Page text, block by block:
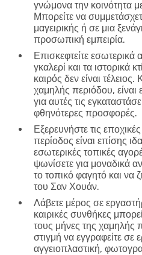
γνώμονα την κοινότητα
Μπορείτε να
μαγειρικής ή σε μια
προσωπική εμπειρία.
Επισκεφτείτε εσωτερικά
γκαλερί και τα ιστορικά
καιρός δεν είναι τέλειος.
χαμηλής περιόδου,
για αυτές τις
φθηνότερες προσφορές.
Εξερευνήστε τις
περίοδος είναι επίσης
εσωτερικές τοπικές
ψωνίσετε για μοναδικά
το τοπικό φαγητό και να
του Σαν Χουάν.
Λάβετε μέρος σε
καιρικές συνθήκες
τους μήνες της χαμηλής
στιγμή να εγγραφείτε σε
αγγειοπλαστική,